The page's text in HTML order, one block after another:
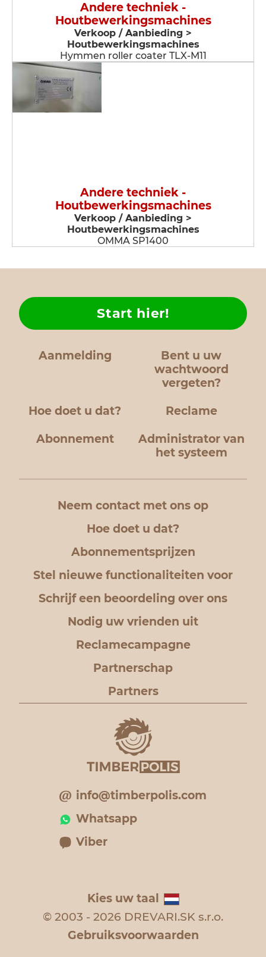
Andere techniek -
Houtbewerkingsmachines
Verkoop / Aanbieding >
Houtbewerkingsmachines
Hymmen roller coater TLX-M11
Andere techniek -
Houtbewerkingsmachines
Verkoop / Aanbieding >
Houtbewerkingsmachines
OMMA SP1400
Aanmelding
Bent u uw
wachtwoord
vergeten?
Hoe doet u dat?
Start hier!
Reclame
Abonnement
Administrator van
het systeem
Neem contact met ons op
Hoe doet u dat?
Abonnementsprijzen
Stel nieuwe functionaliteiten voor
Schrijf een beoordeling over ons
Nodig uw vrienden uit
Reclamecampagne
Partnerschap
Partners
info@timberpolis.com
Whatsapp
Viber
Kies uw taal
© 2003 - 2026 DREVARI.SK s.r.o.
Gebruiksvoorwaarden